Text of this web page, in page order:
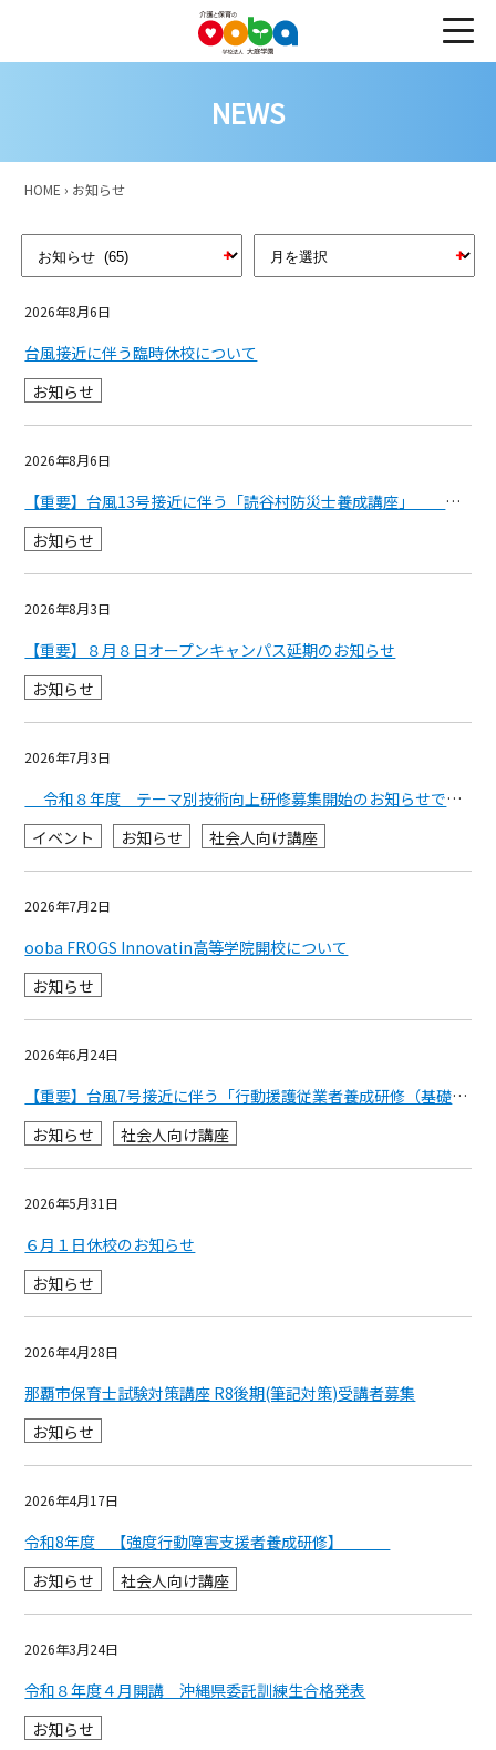
NEWS
HOME › お知らせ
2026年8月6日
台風接近に伴う臨時休校について
お知らせ
2026年8月6日
【重要】台風13号接近に伴う「読谷村防災士養成講座」 開催延期のお知らせ
お知らせ
2026年8月3日
【重要】８月８日オープンキャンパス延期のお知らせ
お知らせ
2026年7月3日
令和８年度 テーマ別技術向上研修募集開始のお知らせです。
イベント
お知らせ 社会人向け講座
2026年7月2日
ooba FROGS Innovatin高等学院開校について
お知らせ
2026年6月24日
【重要】台風7号接近に伴う「行動援護従業者養成研修（基礎研修①）」の6/27.28 開催について
お知らせ
社会人向け講座
2026年5月31日
６月１日休校のお知らせ
お知らせ
2026年4月28日
那覇市保育士試験対策講座 R8後期(筆記対策)受講者募集
お知らせ
2026年4月17日
令和8年度 【強度行動障害支援者養成研修】
お知らせ
社会人向け講座
2026年3月24日
令和８年度４月開講 沖縄県委託訓練生合格発表
お知らせ